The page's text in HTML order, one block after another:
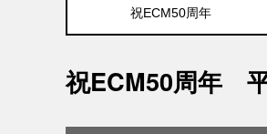
祝ECM50周年
祝ECM50周年